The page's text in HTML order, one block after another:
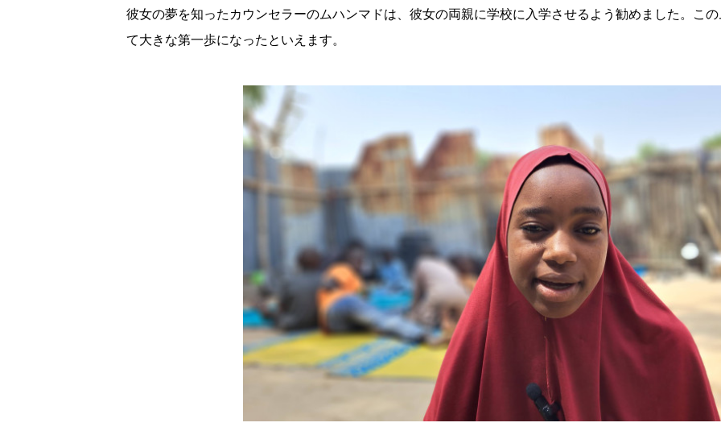
彼女の夢を知ったカウンセラーのムハンマドは、彼女の両親に学校に入学させるよう勧めました。こ
て大きな第一歩になったといえます。